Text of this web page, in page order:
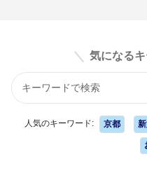
気になる
人気のキーワード: 京都